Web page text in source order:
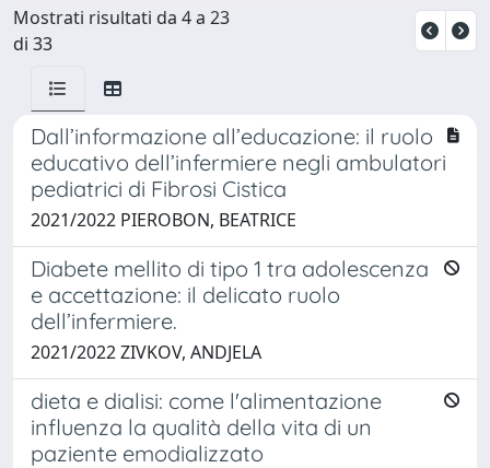
Mostrati risultati da 4 a 23
di 33
Dall’informazione all’educazione: il ruolo
educativo dell’infermiere negli ambulatori
pediatrici di Fibrosi Cistica
2021/2022 PIEROBON, BEATRICE
Diabete mellito di tipo 1 tra adolescenza
e accettazione: il delicato ruolo
dell’infermiere.
2021/2022 ZIVKOV, ANDJELA
dieta e dialisi: come l'alimentazione
influenza la qualità della vita di un
paziente emodializzato